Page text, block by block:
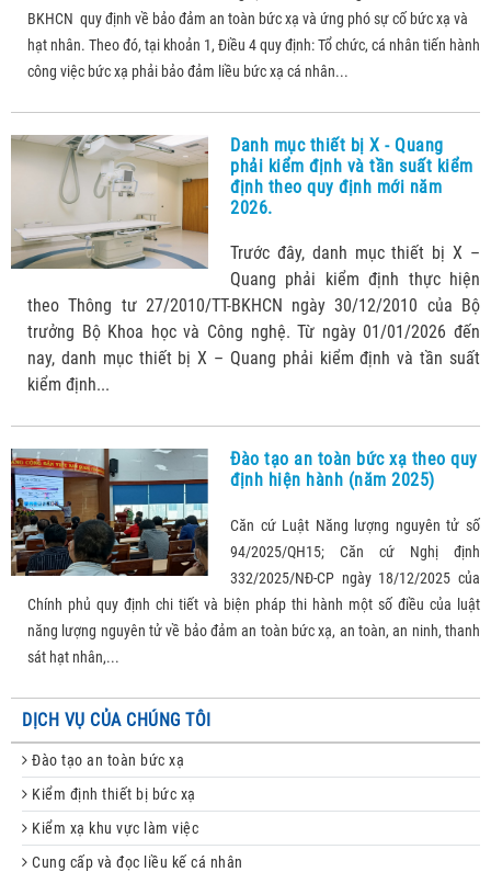
BKHCN quy định về bảo đảm an toàn bức xạ và ứng phó sự cố bức xạ và
hạt nhân. Theo đó, tại khoản 1, Điều 4 quy định: Tổ chức, cá nhân tiến hành
công việc bức xạ phải bảo đảm liều bức xạ cá nhân...
Danh mục thiết bị X - Quang
phải kiểm định và tần suất kiểm
định theo quy định mới năm
2026.
Trước đây, danh mục thiết bị X –
Quang phải kiểm định thực hiện
theo Thông tư 27/2010/TT-BKHCN ngày 30/12/2010 của Bộ
trưởng Bộ Khoa học và Công nghệ. Từ ngày 01/01/2026 đến
nay, danh mục thiết bị X – Quang phải kiểm định và tần suất
kiểm định...
Đào tạo an toàn bức xạ theo quy
định hiện hành (năm 2025)
Căn cứ Luật Năng lượng nguyên tử số
94/2025/QH15; Căn cứ Nghị định
332/2025/NĐ-CP ngày 18/12/2025 của
Chính phủ quy định chi tiết và biện pháp thi hành một số điều của luật
năng lượng nguyên tử về bảo đảm an toàn bức xạ, an toàn, an ninh, thanh
sát hạt nhân,...
DỊCH VỤ CỦA CHÚNG TÔI
Đào tạo an toàn bức xạ
Kiểm định thiết bị bức xạ
Kiểm xạ khu vực làm việc
Cung cấp và đọc liều kế cá nhân